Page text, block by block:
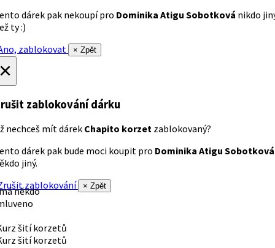
dárek pak nekoupí pro Dominika Atigu Sobotková nikdo
ty :)
zablokovat
× Zpět
zablokování dárku
nechceš mít dárek Chapito korzet zablokovaný?
dárek pak bude moci koupit pro Dominika Atigu Sobotková
jiný.
zablokování
× Zpět
někdo